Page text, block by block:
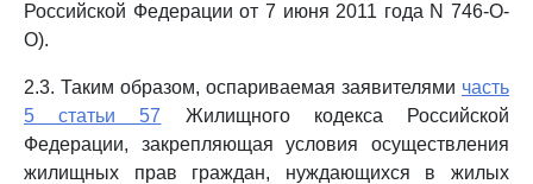
Российской Федерации от 7 июня 2011 года N 746-О-
О).
2.3. Таким образом, оспариваемая заявителями часть
5 статьи 57 Жилищного кодекса Российской
Федерации, закрепляющая условия осуществления
жилищных прав граждан, нуждающихся в жилых